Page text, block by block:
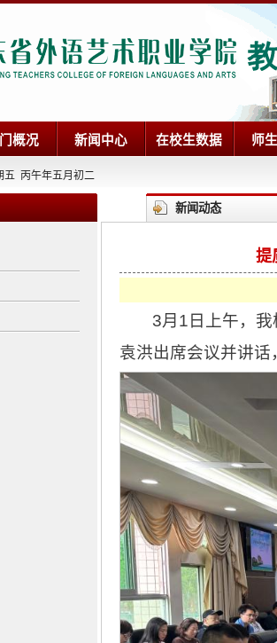
概况 新闻中心 在校生数据 师
五 丙午年五月初二
新闻动态
提
3月1日上午，
袁洪出席会议并讲